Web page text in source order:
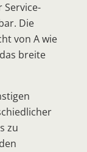
Die
von A wie
breite
zu